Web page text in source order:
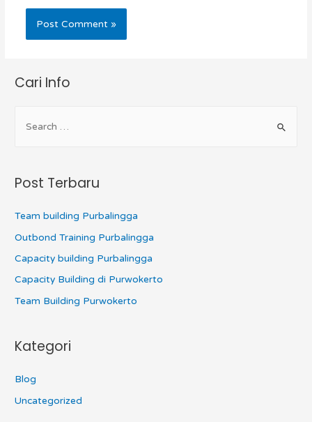
Cari Info
Post Terbaru
Team building Purbalingga
Outbond Training Purbalingga
Capacity building Purbalingga
Capacity Building di Purwokerto
Team Building Purwokerto
Kategori
Blog
Uncategorized